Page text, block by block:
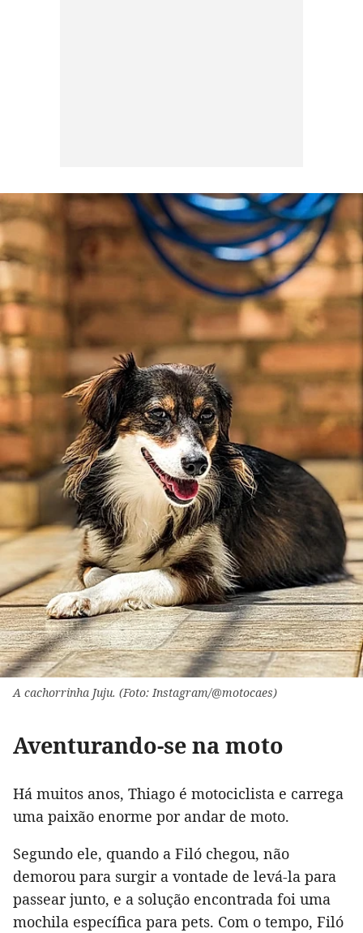
A cachorrinha Juju. (Foto: Instagram/@motocaes)
Aventurando-se na moto
Há muitos anos, Thiago é motociclista e carrega
uma paixão enorme por andar de moto.
Segundo ele, quando a Filó chegou, não
demorou para surgir a vontade de levá-la para
passear junto, e a solução encontrada foi uma
mochila específica para pets. Com o tempo, Filó